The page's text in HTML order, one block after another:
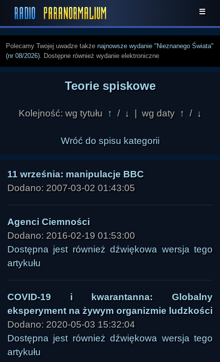
☰
Polecamy Twojej uwadze także najnowsze wydanie "Nieznanego Świata"
(nr 08/2026). Dostępne również wydanie elektroniczne
Teorie spiskowe
Kolejność: wg tytułu ↑ / ↓ | wg daty ↑ / ↓
Wróć do spisu kategorii
11 września: manipulacje BBC
Dodano: 2007-03-02 01:43:05
Agenci Ciemności
Dodano: 2016-02-19 01:53:00
Dostępna jest również dźwiękowa wersja tego
artykułu
COVID-19 i kwarantanna: Globalny
eksperyment na żywym organizmie ludzkości
Dodano: 2020-05-03 15:32:04
Dostępna jest również dźwiękowa wersja tego
artykułu